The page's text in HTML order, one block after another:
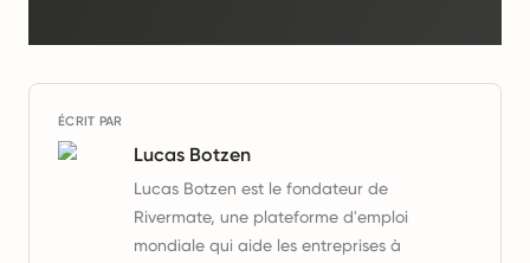
ÉCRIT PAR
Lucas Botzen
Lucas Botzen est le fondateur de
Rivermate, une plateforme d'emploi
mondiale qui aide les entreprises à